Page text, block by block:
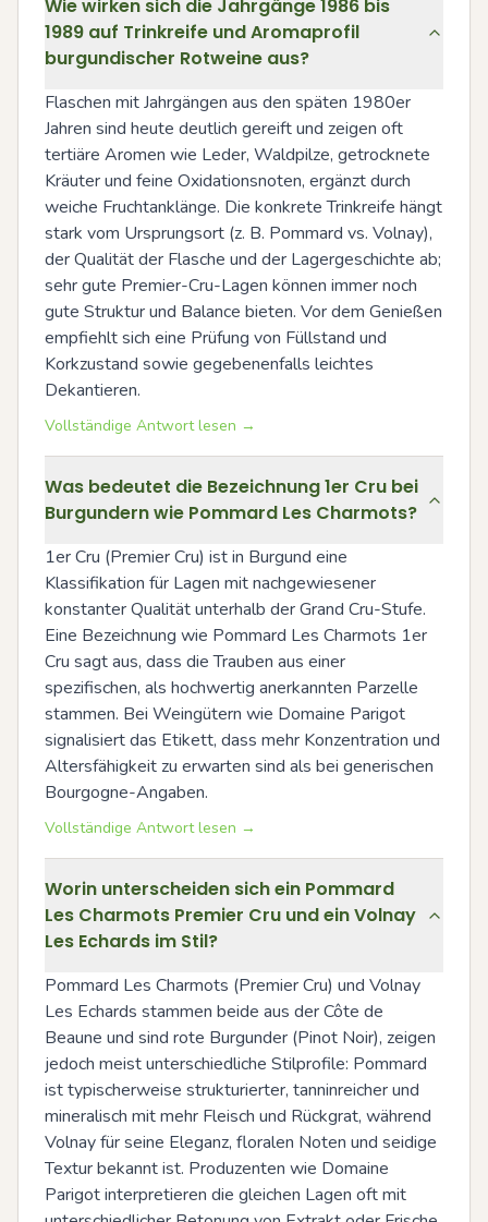
Wie wirken sich die Jahrgänge 1986 bis
1989 auf Trinkreife und Aromaprofil
burgundischer Rotweine aus?
Flaschen mit Jahrgängen aus den späten 1980er
Jahren sind heute deutlich gereift und zeigen oft
tertiäre Aromen wie Leder, Waldpilze, getrocknete
Kräuter und feine Oxidationsnoten, ergänzt durch
weiche Fruchtanklänge. Die konkrete Trinkreife hängt
stark vom Ursprungsort (z. B. Pommard vs. Volnay),
der Qualität der Flasche und der Lagergeschichte ab;
sehr gute Premier-Cru-Lagen können immer noch
gute Struktur und Balance bieten. Vor dem Genießen
empfiehlt sich eine Prüfung von Füllstand und
Korkzustand sowie gegebenenfalls leichtes
Dekantieren.
Vollständige Antwort lesen →
Was bedeutet die Bezeichnung 1er Cru bei
Burgundern wie Pommard Les Charmots?
1er Cru (Premier Cru) ist in Burgund eine
Klassifikation für Lagen mit nachgewiesener
konstanter Qualität unterhalb der Grand Cru-Stufe.
Eine Bezeichnung wie Pommard Les Charmots 1er
Cru sagt aus, dass die Trauben aus einer
spezifischen, als hochwertig anerkannten Parzelle
stammen. Bei Weingütern wie Domaine Parigot
signalisiert das Etikett, dass mehr Konzentration und
Altersfähigkeit zu erwarten sind als bei generischen
Bourgogne-Angaben.
Vollständige Antwort lesen →
Worin unterscheiden sich ein Pommard
Les Charmots Premier Cru und ein Volnay
Les Echards im Stil?
Pommard Les Charmots (Premier Cru) und Volnay
Les Echards stammen beide aus der Côte de
Beaune und sind rote Burgunder (Pinot Noir), zeigen
jedoch meist unterschiedliche Stilprofile: Pommard
ist typischerweise strukturierter, tanninreicher und
mineralisch mit mehr Fleisch und Rückgrat, während
Volnay für seine Eleganz, floralen Noten und seidige
Textur bekannt ist. Produzenten wie Domaine
Parigot interpretieren die gleichen Lagen oft mit